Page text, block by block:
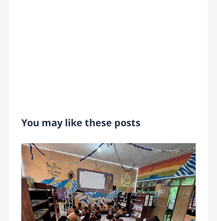
You may like these posts